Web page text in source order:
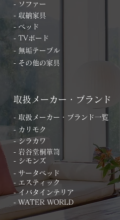
- ソファー
- 収納家具
- ベッド
- TVボード
- 無垢テーブル
- その他の家具
取扱メーカー・ブランド
- 取扱メーカー・ブランド一覧
- カリモク
- シラカワ
- 岩谷堂桐箪笥
- シモンズ
- サータベッド
- エスティック
- イバタインテリア
- WATER WORLD